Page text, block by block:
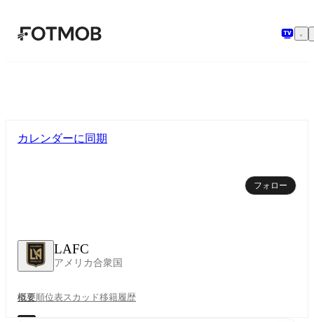
メインコンテンツへスキップ
LAFC
アメリカ合衆国
カレンダーに同期
フォロー
概要順位表スカッド移籍履歴